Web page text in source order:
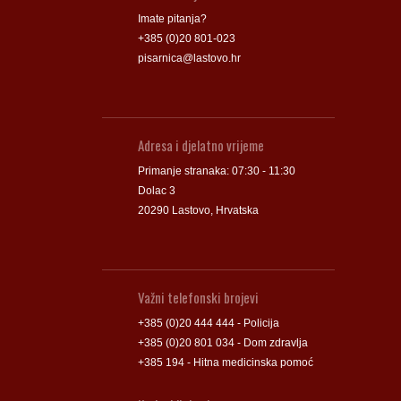
Imate pitanja?
+385 (0)20 801-023
pisarnica@lastovo.hr
Adresa i djelatno vrijeme
Primanje stranaka: 07:30 - 11:30
Dolac 3
20290 Lastovo, Hrvatska
Važni telefonski brojevi
+385 (0)20 444 444 - Policija
+385 (0)20 801 034 - Dom zdravlja
+385 194 - Hitna medicinska pomoć